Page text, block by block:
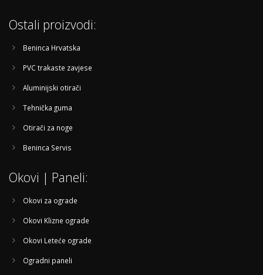
Ostali proizvodi:
Beninca Hrvatska
PVC trakaste zavjese
Aluminijski otirači
Tehnička guma
Otirači za noge
Beninca Servis
Okovi | Paneli:
Okovi za ograde
Okovi Klizne ograde
Okovi Leteće ograde
Ogradni paneli